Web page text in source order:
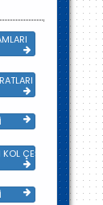
ÇEŞİTLERİ